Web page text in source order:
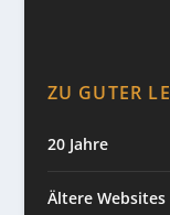
ZU GUTER
20 Jahre
Ältere Websites